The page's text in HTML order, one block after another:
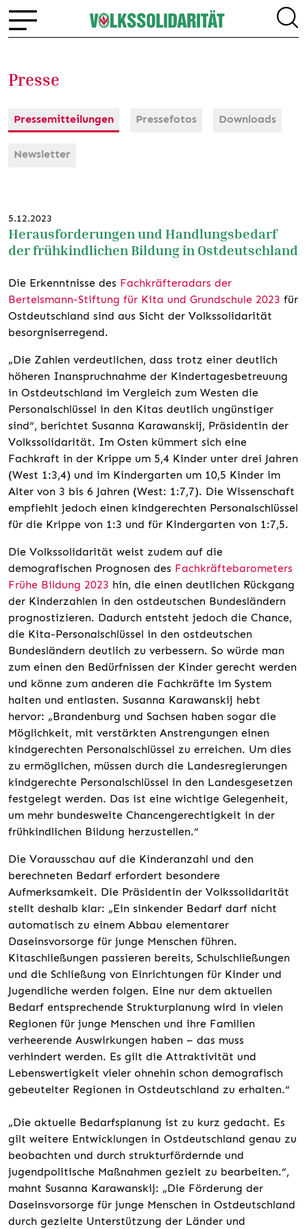
Presse
Pressemitteilungen Pressefotos Downloads
Newsletter
5.12.2023
Herausforderungen und Handlungsbedarf
der frühkindlichen Bildung in Ostdeutschland
Die Erkenntnisse des Fachkräfteradars der
Bertelsmann-Stiftung für Kita und Grundschule 2023 für
Ostdeutschland sind aus Sicht der Volkssolidarität
besorgniserregend.
„Die Zahlen verdeutlichen, dass trotz einer deutlich
höheren Inanspruchnahme der Kindertagesbetreuung
in Ostdeutschland im Vergleich zum Westen die
Personalschlüssel in den Kitas deutlich ungünstiger
sind“, berichtet Susanna Karawanskij, Präsidentin der
Volkssolidarität. Im Osten kümmert sich eine
Fachkraft in der Krippe um 5,4 Kinder unter drei Jahren
(West 1:3,4) und im Kindergarten um 10,5 Kinder im
Alter von 3 bis 6 Jahren (West: 1:7,7). Die Wissenschaft
empfiehlt jedoch einen kindgerechten Personalschlüssel
für die Krippe von 1:3 und für Kindergarten von 1:7,5.
Die Volkssolidarität weist zudem auf die
demografischen Prognosen des Fachkräftebarometers
Frühe Bildung 2023 hin, die einen deutlichen Rückgang
der Kinderzahlen in den ostdeutschen Bundesländern
prognostizieren. Dadurch entsteht jedoch die Chance,
die Kita-Personalschlüssel in den ostdeutschen
Bundesländern deutlich zu verbessern. So würde man
zum einen den Bedürfnissen der Kinder gerecht werden
und könne zum anderen die Fachkräfte im System
halten und entlasten. Susanna Karawanskij hebt
hervor: „Brandenburg und Sachsen haben sogar die
Möglichkeit, mit verstärkten Anstrengungen einen
kindgerechten Personalschlüssel zu erreichen. Um dies
zu ermöglichen, müssen durch die Landesregierungen
kindgerechte Personalschlüssel in den Landesgesetzen
festgelegt werden. Das ist eine wichtige Gelegenheit,
um mehr bundesweite Chancengerechtigkeit in der
frühkindlichen Bildung herzustellen.“
Die Vorausschau auf die Kinderanzahl und den
berechneten Bedarf erfordert besondere
Aufmerksamkeit. Die Präsidentin der Volkssolidarität
stellt deshalb klar: „Ein sinkender Bedarf darf nicht
automatisch zu einem Abbau elementarer
Daseinsvorsorge für junge Menschen führen.
Kitaschließungen passieren bereits, Schulschließungen
und die Schließung von Einrichtungen für Kinder und
Jugendliche werden folgen. Eine nur dem aktuellen
Bedarf entsprechende Strukturplanung wird in vielen
Regionen für junge Menschen und ihre Familien
verheerende Auswirkungen haben – das muss
verhindert werden. Es gilt die Attraktivität und
Lebenswertigkeit vieler ohnehin schon demografisch
gebeutelter Regionen in Ostdeutschland zu erhalten.“
„Die aktuelle Bedarfsplanung ist zu kurz gedacht. Es
gilt weitere Entwicklungen in Ostdeutschland genau zu
beobachten und durch strukturfördernde und
jugendpolitische Maßnahmen gezielt zu bearbeiten.“,
mahnt Susanna Karawanskij: „Die Förderung der
Daseinsvorsorge für junge Menschen in Ostdeutschland
durch gezielte Unterstützung der Länder und